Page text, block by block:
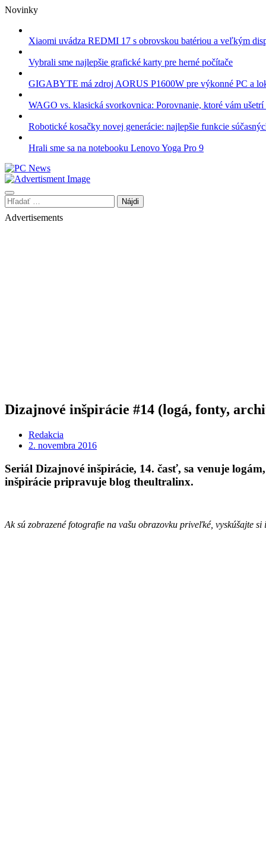
Skip
content
Novinky
Xiaomi uvádza REDMI 17 s obrovskou batériou a veľkým
Vybrali sme najlepšie grafické karty pre herné počítače
GIGABYTE má zdroj AORUS P1600W pre výkonné PC a
WAGO vs. klasická svorkovnica: Porovnanie, ktoré vám ušetrí
Robotické kosačky novej generácie: najlepšie funkcie
Hrali sme sa na notebooku Lenovo Yoga Pro 9
Hľadať:
Advertisements
Dizajnové inšpirácie #14 (logá, fonty,
Redakcia
2. novembra 2016
Seriál Dizajnové inšpirácie, 14. časť, sa venuje
inšpirácie pripravuje blog theultralinx.
Ak sú zobrazené fotografie na vašu obrazovku priveľké, vyskúšajte